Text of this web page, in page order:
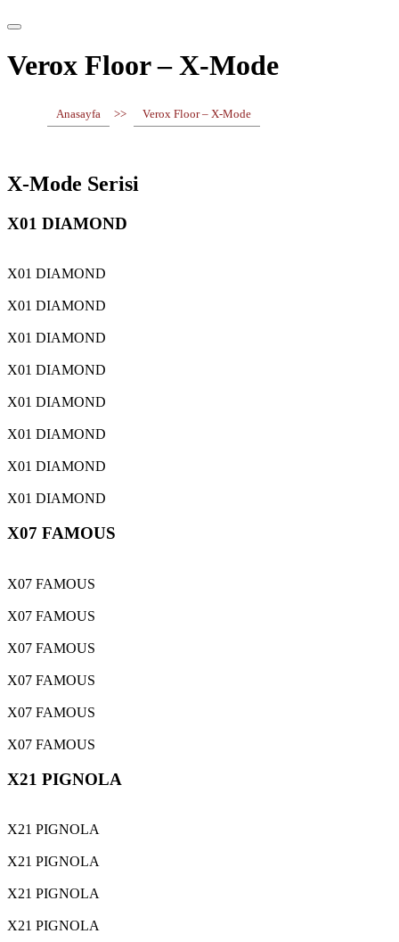
Verox Floor – X-Mode
Anasayfa >> Verox Floor – X-Mode
X-Mode Serisi
X01 DIAMOND
X01 DIAMOND
X01 DIAMOND
X01 DIAMOND
X01 DIAMOND
X01 DIAMOND
X01 DIAMOND
X01 DIAMOND
X01 DIAMOND
X07 FAMOUS
X07 FAMOUS
X07 FAMOUS
X07 FAMOUS
X07 FAMOUS
X07 FAMOUS
X07 FAMOUS
X21 PIGNOLA
X21 PIGNOLA
X21 PIGNOLA
X21 PIGNOLA
X21 PIGNOLA